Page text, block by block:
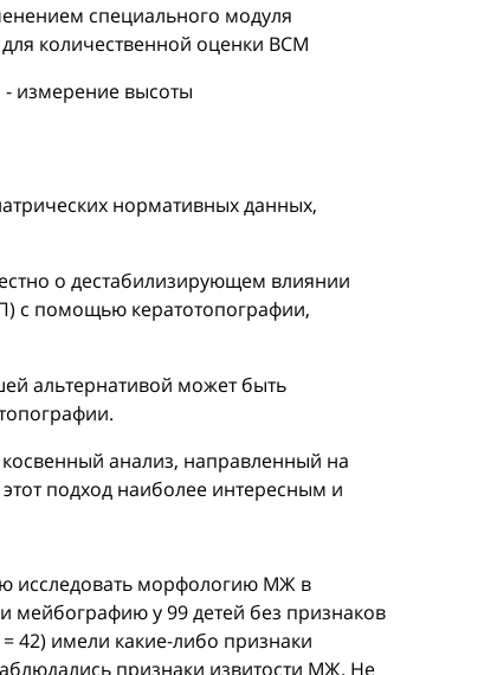
специального модуля
количественной оценки ВСМ
- измерение высоты
нормативных данных,
о дестабилизирующем влиянии
с помощью кератотопографии,
альтернативой может быть
анализ, направленный на
подход наиболее интересным и
исследовать морфологию МЖ в
мейбографию у 99 детей без признаков
= 42) имели какие-либо признаки
признаки извитости МЖ. Не